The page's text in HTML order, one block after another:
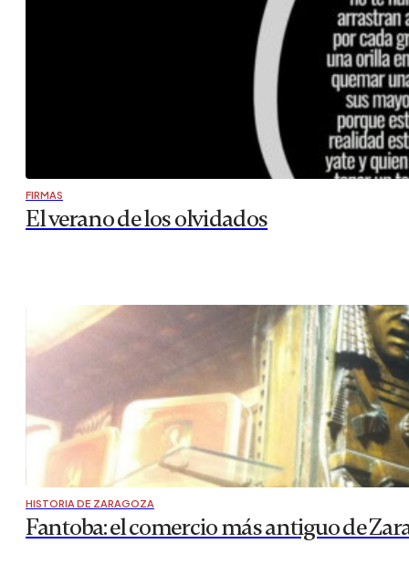
FIRMAS
El verano de los olvidados
HISTORIA DE ZARAGOZA
Fantoba: el comercio más antiguo de